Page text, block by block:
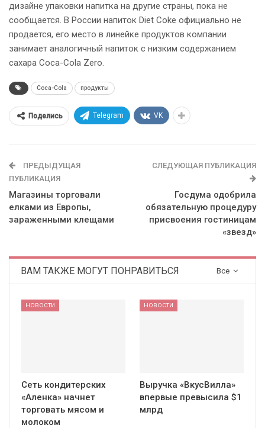
дизайне упаковки напитка на другие страны, пока не
сообщается. В России напиток Diet Coke официально не
продается, его место в линейке продуктов компании
занимает аналогичный напиток с низким содержанием
сахара Coca-Cola Zero.
Coca-Cola продукты
Поделись Telegram VK
ПРЕДЫДУЩАЯ
ПУБЛИКАЦИЯ
Магазины торговали
елками из Европы,
зараженными клещами
СЛЕДУЮЩАЯ ПУБЛИКАЦИЯ
Госдума одобрила
обязательную процедуру
присвоения гостиницам
«звезд»
Все
ВАМ ТАКЖЕ МОГУТ ПОНРАВИТЬСЯ
НОВОСТИ
Сеть кондитерских
«Аленка» начнет
торговать мясом и
молоком
НОВОСТИ
Выручка «ВкусВилла»
впервые превысила $1
млрд